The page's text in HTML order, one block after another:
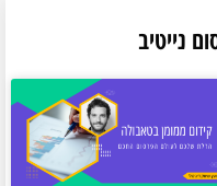
נייטיב